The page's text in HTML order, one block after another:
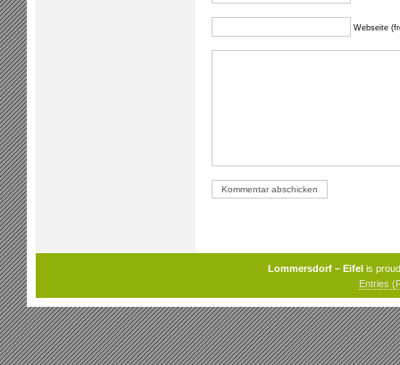
Webseite
Lommersdorf – Eifel is
Entries